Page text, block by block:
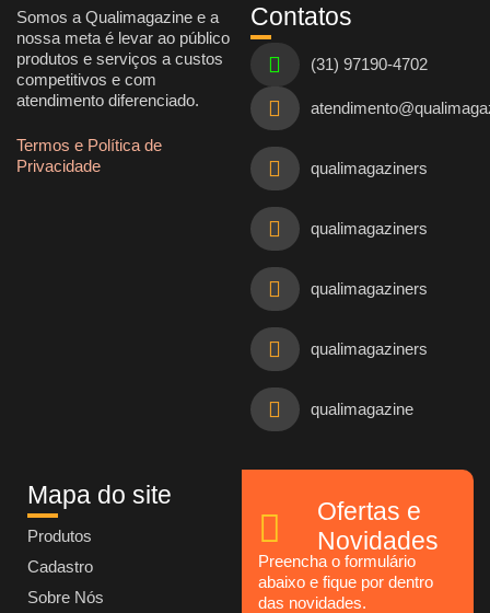
Somos a Qualimagazine e a
nossa meta é levar ao público
produtos e serviços a custos
competitivos e com
atendimento diferenciado.
Termos e Política de
Privacidade
Contatos
(31) 97190-4702
qualimagaziners
qualimagaziners
qualimagaziners
qualimagaziners
qualimagazine
Mapa do site
Produtos
Cadastro
Sobre Nós
Ofertas e
Novidades
Preencha o formulário
abaixo e fique por dentro
das novidades.